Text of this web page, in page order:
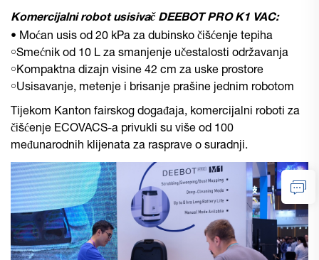
Komercijalni robot usisivač DEEBOT PRO K1 VAC:
• Moćan usis od 20 kPa za dubinsko čišćenje tepiha
￮Smećnik od 10 L za smanjenje učestalosti održavanja
￮Kompaktna dizajn visine 42 cm za uske prostore
￮Usisavanje, metenje i brisanje prašine jednim robotom
Tijekom Kanton fairskog događaja, komercijalni roboti za
čišćenje ECOVACS-a privukli su više od 100
međunarodnih klijenata za rasprave o suradnji.